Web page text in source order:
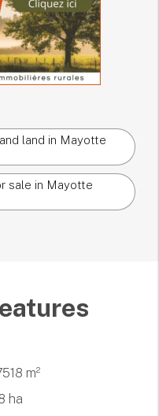
land in Mayotte
sale in Mayotte
m²
ha